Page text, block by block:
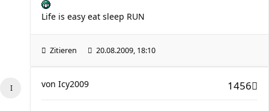
Life is easy eat sleep RUN
Zitieren 20.08.2009, 18:10
1456
von Icy2009